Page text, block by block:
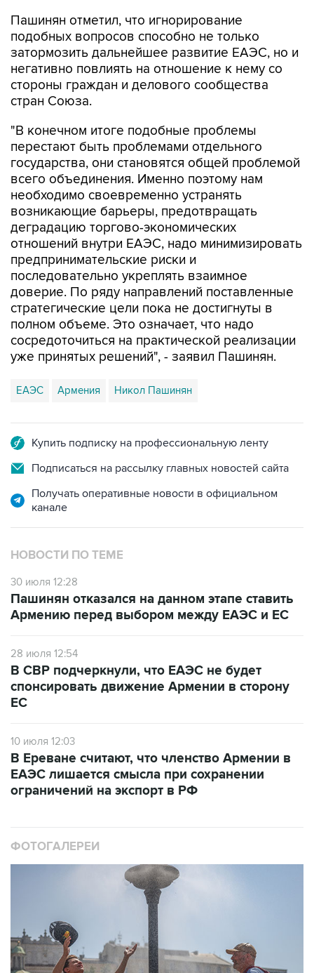
Пашинян отметил, что игнорирование
подобных вопросов способно не только
затормозить дальнейшее развитие ЕАЭС, но и
негативно повлиять на отношение к нему со
стороны граждан и делового сообщества
стран Союза.
"В конечном итоге подобные проблемы
перестают быть проблемами отдельного
государства, они становятся общей проблемой
всего объединения. Именно поэтому нам
необходимо своевременно устранять
возникающие барьеры, предотвращать
деградацию торгово-экономических
отношений внутри ЕАЭС, надо минимизировать
предпринимательские риски и
последовательно укреплять взаимное
доверие. По ряду направлений поставленные
стратегические цели пока не достигнуты в
полном объеме. Это означает, что надо
сосредоточиться на практической реализации
уже принятых решений", - заявил Пашинян.
ЕАЭС Армения Никол Пашинян
Купить подписку на профессиональную ленту
Подписаться на рассылку главных новостей сайта
Получать оперативные новости в официальном
канале
НОВОСТИ ПО ТЕМЕ
30 июля 12:28
Пашинян отказался на данном этапе ставить
Армению перед выбором между ЕАЭС и ЕС
28 июля 12:54
В СВР подчеркнули, что ЕАЭС не будет
спонсировать движение Армении в сторону
ЕС
10 июля 12:03
В Ереване считают, что членство Армении в
ЕАЭС лишается смысла при сохранении
ограничений на экспорт в РФ
ФОТОГАЛЕРЕИ